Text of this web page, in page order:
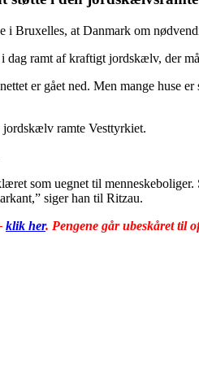
i Bruxelles, at Danmark om
ramt af kraftigt jordskælv, der
er gået ned. Men mange huse
ramte Vesttyrkiet.
som uegnet til
siger han til Ritzau.
klik her. Pengene går ubeskåret til